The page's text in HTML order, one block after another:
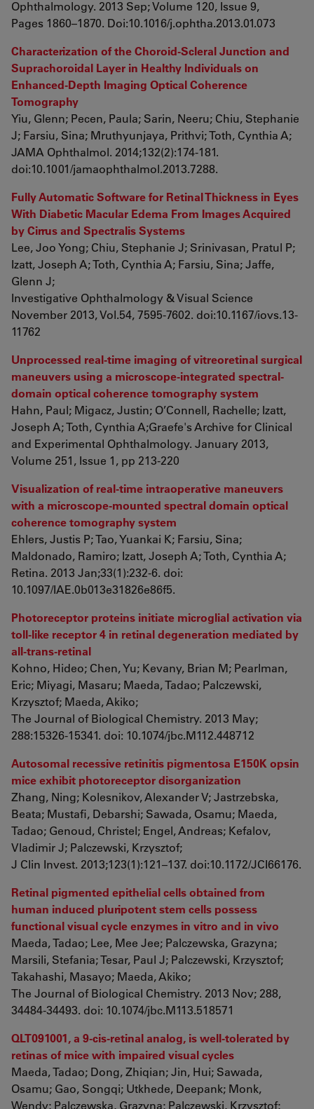
Ophthalmology. 2013 Sep; Volume 120, Issue 9,
Pages 1860–1870. Doi:10.1016/j.ophtha.2013.01.073
Characterization of the Choroid-Scleral Junction and
Suprachoroidal Layer in Healthy Individuals on
Enhanced-Depth Imaging Optical Coherence
Tomography
Yiu, Glenn; Pecen, Paula; Sarin, Neeru; Chiu, Stephanie
J; Farsiu, Sina; Mruthyunjaya, Prithvi; Toth, Cynthia A;
JAMA Ophthalmol. 2014;132(2):174-181.
doi:10.1001/jamaophthalmol.2013.7288.
Fully Automatic Software for Retinal Thickness in Eyes
With Diabetic Macular Edema From Images Acquired
by Cirrus and Spectralis Systems
Lee, Joo Yong; Chiu, Stephanie J; Srinivasan, Pratul P;
Izatt, Joseph A; Toth, Cynthia A; Farsiu, Sina; Jaffe,
Glenn J;
Investigative Ophthalmology & Visual Science
November 2013, Vol.54, 7595-7602. doi:10.1167/iovs.13-
11762
Unprocessed real-time imaging of vitreoretinal surgical
maneuvers using a microscope-integrated spectral-
domain optical coherence tomography system
Hahn, Paul; Migacz, Justin; O’Connell, Rachelle; Izatt,
Joseph A; Toth, Cynthia A;Graefe's Archive for Clinical
and Experimental Ophthalmology. January 2013,
Volume 251, Issue 1, pp 213-220
Visualization of real-time intraoperative maneuvers
with a microscope-mounted spectral domain optical
coherence tomography system
Ehlers, Justis P; Tao, Yuankai K; Farsiu, Sina;
Maldonado, Ramiro; Izatt, Joseph A; Toth, Cynthia A;
Retina. 2013 Jan;33(1):232-6. doi:
10.1097/IAE.0b013e31826e86f5.
Photoreceptor proteins initiate microglial activation via
toll-like receptor 4 in retinal degeneration mediated by
all-trans-retinal
Kohno, Hideo; Chen, Yu; Kevany, Brian M; Pearlman,
Eric; Miyagi, Masaru; Maeda, Tadao; Palczewski,
Krzysztof; Maeda, Akiko;
The Journal of Biological Chemistry. 2013 May;
288:15326-15341. doi: 10.1074/jbc.M112.448712
Autosomal recessive retinitis pigmentosa E150K opsin
mice exhibit photoreceptor disorganization
Zhang, Ning; Kolesnikov, Alexander V; Jastrzebska,
Beata; Mustafi, Debarshi; Sawada, Osamu; Maeda,
Tadao; Genoud, Christel; Engel, Andreas; Kefalov,
Vladimir J; Palczewski, Krzysztof;
J Clin Invest. 2013;123(1):121–137. doi:10.1172/JCI66176.
Retinal pigmented epithelial cells obtained from
human induced pluripotent stem cells possess
functional visual cycle enzymes in vitro and in vivo
Maeda, Tadao; Lee, Mee Jee; Palczewska, Grazyna;
Marsili, Stefania; Tesar, Paul J; Palczewski, Krzysztof;
Takahashi, Masayo; Maeda, Akiko;
The Journal of Biological Chemistry. 2013 Nov; 288,
34484-34493. doi: 10.1074/jbc.M113.518571
QLT091001, a 9-cis-retinal analog, is well-tolerated by
retinas of mice with impaired visual cycles
Maeda, Tadao; Dong, Zhiqian; Jin, Hui; Sawada,
Osamu; Gao, Songqi; Utkhede, Deepank; Monk,
Wendy; Palczewska, Grazyna; Palczewski, Krzysztof;